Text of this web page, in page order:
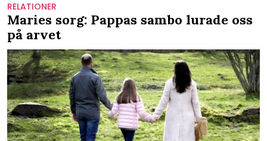
RELATIONER
Maries sorg: Pappas sambo lurade oss
på arvet